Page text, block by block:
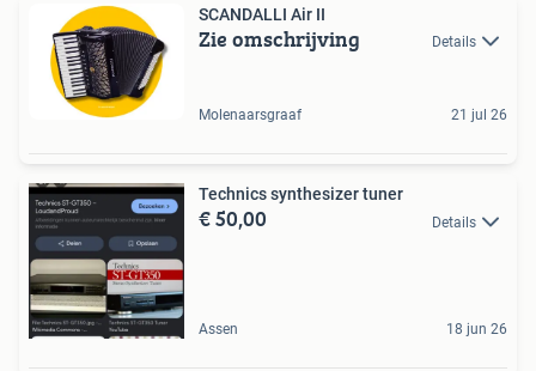
SCANDALLI Air II
Zie omschrijving Details
Molenaarsgraaf 21 jul 26
Technics synthesizer tuner
€ 50,00 Details
Assen 18 jun 26